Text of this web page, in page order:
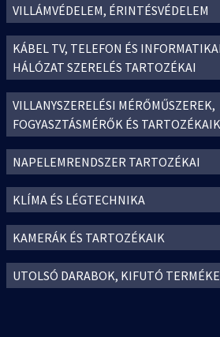
VILLÁMVÉDELEM, ÉRINTÉSVÉDELEM
KÁBEL TV, TELEFON ÉS INFORMATIKAI
HÁLÓZAT SZERELÉS TARTOZÉKAI
VILLANYSZERELÉSI MÉRŐMŰSZEREK,
FOGYASZTÁSMÉRŐK ÉS TARTOZÉKAIK
NAPELEMRENDSZER TARTOZÉKAI
KLÍMA ÉS LÉGTECHNIKA
KAMERÁK ÉS TARTOZÉKAIK
UTOLSÓ DARABOK, KIFUTÓ